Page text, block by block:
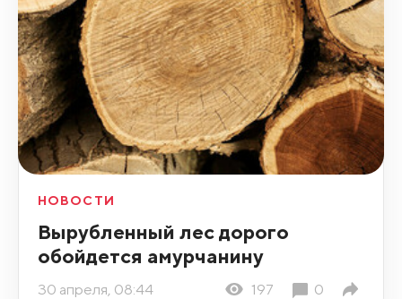
НОВОСТИ
Вырубленный лес дорого
обойдется амурчанину
30 апреля, 08:44 197 0